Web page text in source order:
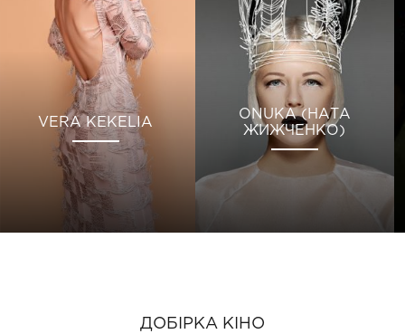
VERA KEKELIA
ONUKA (НАТА
ЖИЖЧЕНКО)
ДОБІРКА КІНО